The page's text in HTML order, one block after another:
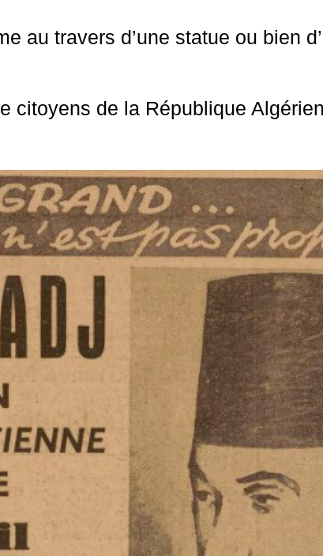
au travers d’une statue ou bien
citoyens de la République